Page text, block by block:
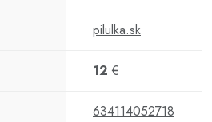
pilulka.sk
12 €
634114052718